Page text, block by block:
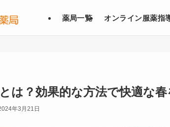
薬局一覧 オンライン服薬指
は？効果的な方法で快適な春
年3月21日